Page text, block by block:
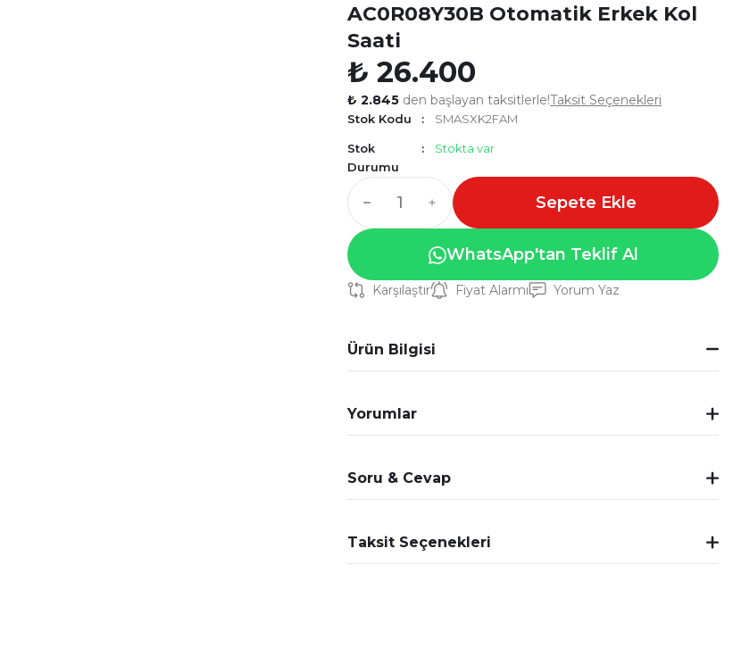
AC0R08Y30B Otomatik Erkek Kol
Saati
₺ 26.400
₺ 2.845 den başlayan taksitlerle!Taksit Seçenekleri
Stok Kodu SMASXK2FAM
Stok
Durumu
Stokta var
Sepete Ekle
WhatsApp'tan Teklif Al
Karşılaştır Fiyat Alarmı Yorum Yaz
Ürün Bilgisi
Yorumlar
Soru & Cevap
Taksit Seçenekleri